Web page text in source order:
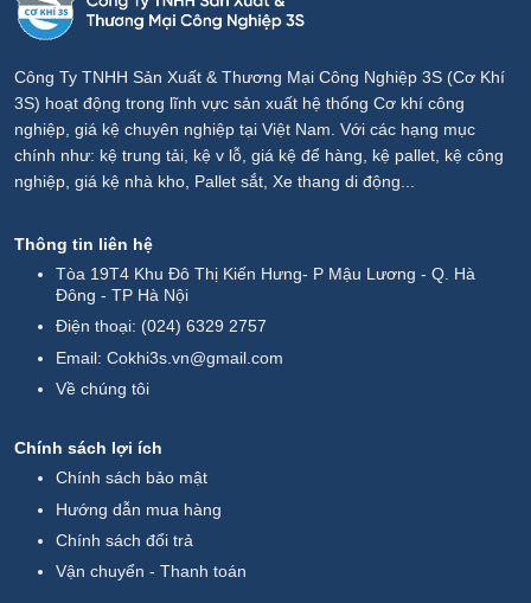
Công Ty TNHH Sản Xuất & Thương Mại Công Nghiệp 3S (Cơ Khí
3S) hoạt động trong lĩnh vực sản xuất hệ thống Cơ khí công
nghiệp, giá kệ chuyên nghiệp tại Việt Nam. Với các hạng mục
chính như: kệ trung tải, kệ v lỗ, giá kệ để hàng, kệ pallet, kệ công
nghiệp, giá kệ nhà kho, Pallet sắt, Xe thang di động...
Thông tin liên hệ
Tòa 19T4 Khu Đô Thị Kiến Hưng- P Mậu Lương - Q. Hà
Đông - TP Hà Nội
Điện thoại: (024) 6329 2757
Email:Cokhi3s.vn@gmail.com
Về chúng tôi
Chính sách lợi ích
Chính sách bảo mật
Hướng dẫn mua hàng
Chính sách đổi trả
Vận chuyển - Thanh toán